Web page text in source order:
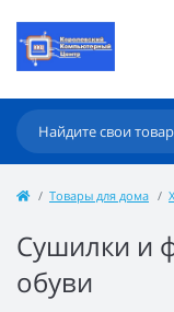
Товары для дома
Сушилки и
обуви